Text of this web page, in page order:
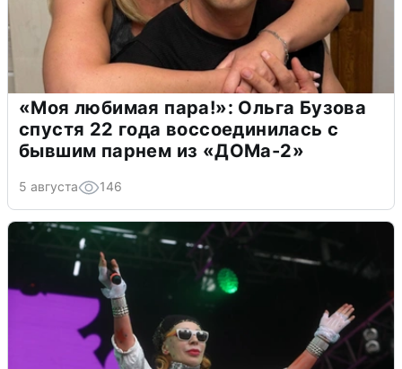
«Моя любимая пара!»: Ольга Бузова
спустя 22 года воссоединилась с
бывшим парнем из «ДОМа-2»
5 августа 146